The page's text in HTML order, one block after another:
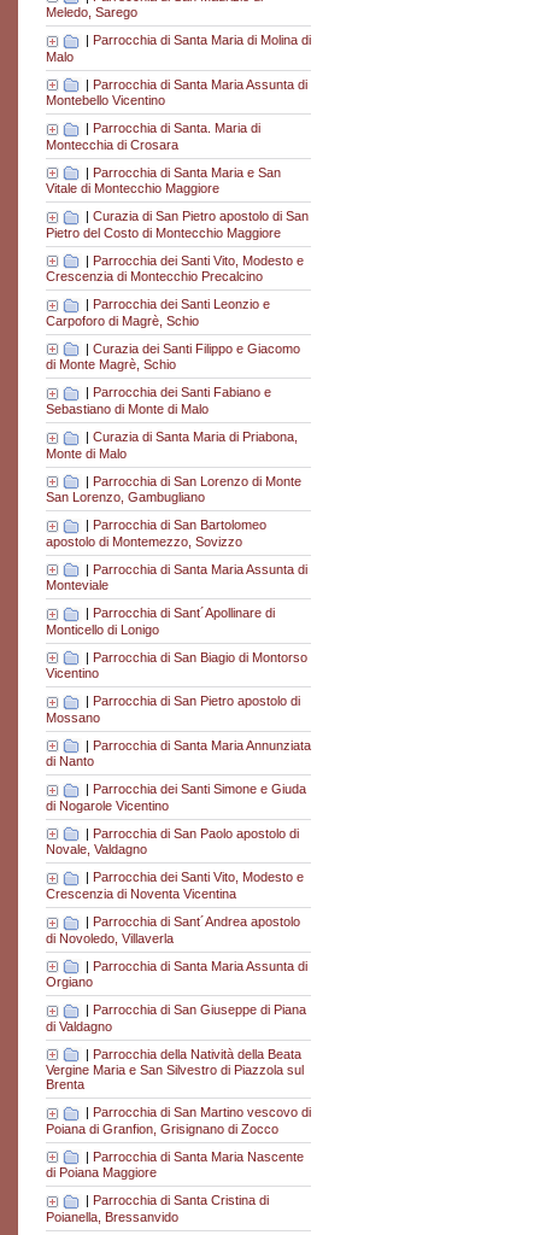
Meledo, Sarego
| Parrocchia di Santa Maria di Molina di
Malo
| Parrocchia di Santa Maria Assunta di
Montebello Vicentino
| Parrocchia di Santa. Maria di
Montecchia di Crosara
| Parrocchia di Santa Maria e San
Vitale di Montecchio Maggiore
Curazia di San Pietro apostolo di San
Pietro del Costo di Montecchio Maggiore
| Parrocchia dei Santi Vito, Modesto e
Crescenzia di Montecchio Precalcino
Parrocchia dei Santi Leonzio e
Carpoforo di Magrè, Schio
| Curazia dei Santi Filippo e Giacomo
di Monte Magrè, Schio
Parrocchia dei Santi Fabiano e
Sebastiano di Monte di Malo
| Curazia di Santa Maria di Priabona,
Monte di Malo
| Parrocchia di San Lorenzo di Monte
San Lorenzo, Gambugliano
| Parrocchia di San Bartolomeo
apostolo di Montemezzo, Sovizzo
| Parrocchia di Santa Maria Assunta di
Monteviale
| Parrocchia di Sant´Apollinare di
Monticello di Lonigo
| Parrocchia di San Biagio di Montorso
Vicentino
Parrocchia di San Pietro apostolo di
Mossano
| Parrocchia di Santa Maria Annunziata
di Nanto
Parrocchia dei Santi Simone e Giuda
di Nogarole Vicentino
| Parrocchia di San Paolo apostolo di
Novale, Valdagno
Parrocchia dei Santi Vito, Modesto e
Crescenzia di Noventa Vicentina
| Parrocchia di Sant´Andrea apostolo
di Novoledo, Villaverla
| Parrocchia di Santa Maria Assunta di
Orgiano
| Parrocchia di San Giuseppe di Piana
di Valdagno
| Parrocchia della Natività della Beata
Vergine Maria e San Silvestro di Piazzola sul
Brenta
Parrocchia di San Martino vescovo di
Poiana di Granfion, Grisignano di Zocco
| Parrocchia di Santa Maria Nascente
di Poiana Maggiore
Parrocchia di Santa Cristina di
Poianella, Bressanvido